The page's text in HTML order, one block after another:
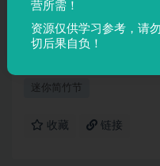
采集、发布本站内容到任何
站内容侵犯了原著者的合法
迷你简竹节
收藏 链接
营所需！
资源仅供学习参考，请
切后果自负！